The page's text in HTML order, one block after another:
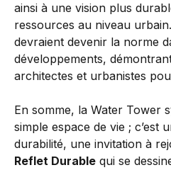
ainsi à une vision plus
ressources au niveau
devraient devenir la norme
développements,
architectes et urbanistes
En somme, la Water Tower
simple espace de vie ; c’est
durabilité, une invitation à
Reflet Durable qui se